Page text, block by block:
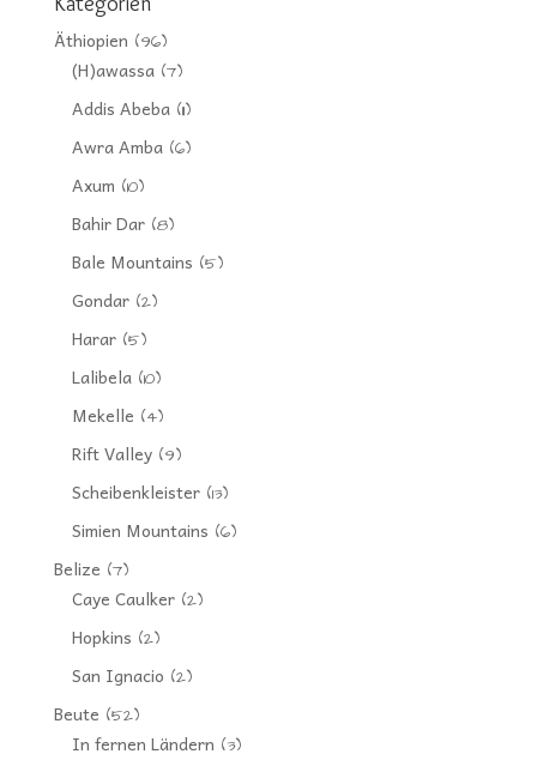
Äthiopien (96)
(H)awassa(7)
Addis Abeba(11)
Awra Amba(6)
Axum (10)
Bahir Dar(8)
Bale Mountains (5)
Gondar(2)
Harar(5)
Lalibela(10)
Mekelle (4)
Rift Valley(9)
Scheibenkleister(13)
Simien Mountains (6)
Belize (7)
Caye Caulker(2)
Hopkins (2)
San Ignacio (2)
Beute (52)
In fernen Ländern (3)